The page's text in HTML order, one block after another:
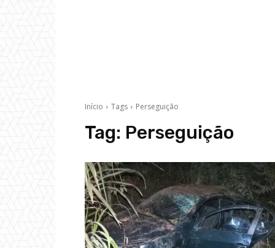
Início Tags Perseguição
Tag: Perseguição